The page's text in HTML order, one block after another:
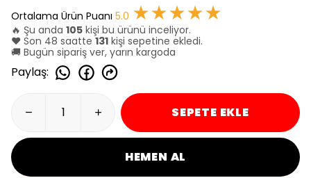
Ortalama Ürün Puanı 5.0 ★★★★★
🔥 Şu anda 105 kişi bu ürünü inceliyor.
❤️ Son 48 saatte131 kişi sepetine ekledi.
🚚 Bugün sipariş ver, yarın kargoda
Paylaş:
SEPETE EKLE
HEMEN AL